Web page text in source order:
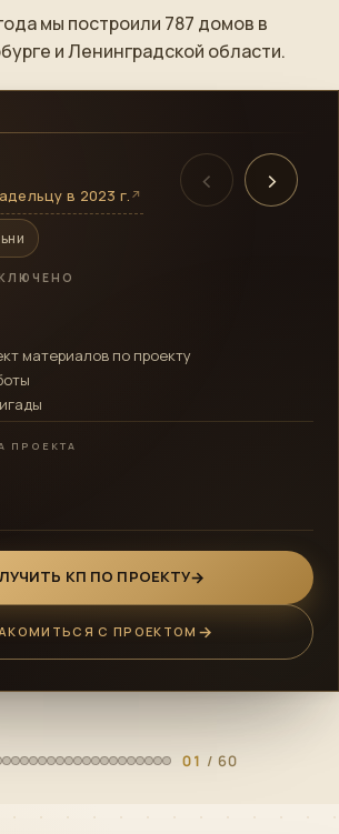
мы построили 787 домов в
и Ленинградской области.
дом→
в 2023 г. ↗
материалов по проекту
ПРОЕКТА
КП ПО ПРОЕКТУ
С ПРОЕКТОМ
‹ ›
01 / 60